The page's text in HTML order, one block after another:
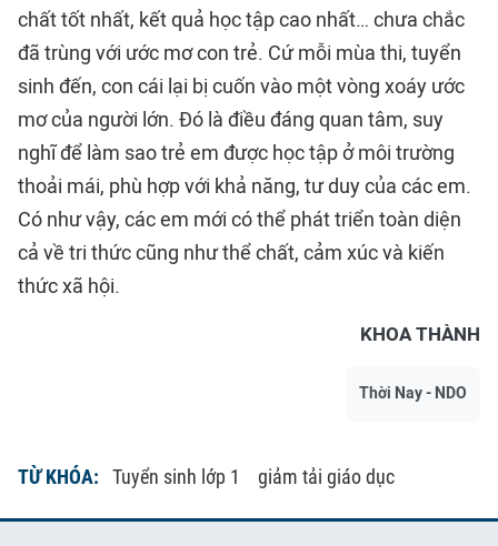
chất tốt nhất, kết quả học tập cao nhất… chưa chắc
đã trùng với ước mơ con trẻ. Cứ mỗi mùa thi, tuyển
sinh đến, con cái lại bị cuốn vào một vòng xoáy ước
mơ của người lớn. Đó là điều đáng quan tâm, suy
nghĩ để làm sao trẻ em được học tập ở môi trường
thoải mái, phù hợp với khả năng, tư duy của các em.
Có như vậy, các em mới có thể phát triển toàn diện
cả về tri thức cũng như thể chất, cảm xúc và kiến
thức xã hội.
KHOA THÀNH
Thời Nay - NDO
TỪ KHÓA: Tuyển sinh lớp 1 giảm tải giáo dục